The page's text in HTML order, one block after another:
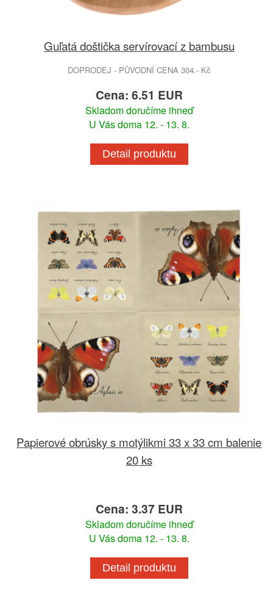
Guľatá doštička servírovací z bambusu
DOPRODEJ - PŮVODNÍ CENA 304.- Kč
Cena: 6.51 EUR
Skladom doručíme ihneď
U Vás doma 12. - 13. 8.
Detail produktu
Papierové obrúsky s motýlikmi 33 x 33 cm balenie
20 ks
Cena: 3.37 EUR
Skladom doručíme ihneď
U Vás doma 12. - 13. 8.
Detail produktu